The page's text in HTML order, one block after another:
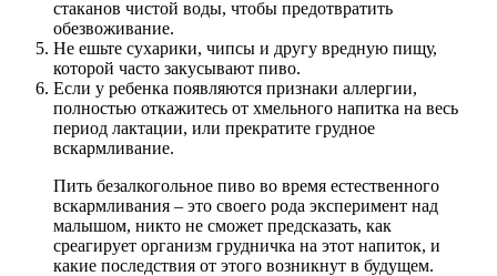
стаканов чистой воды, чтобы предотвратить
обезвоживание.
Не ешьте сухарики, чипсы и другу вредную пищу,
которой часто закусывают пиво.
Если у ребенка появляются признаки аллергии,
полностью откажитесь от хмельного напитка на весь
период лактации, или прекратите грудное
вскармливание.
Пить безалкогольное пиво во время естественного
вскармливания – это своего рода эксперимент над
малышом, никто не сможет предсказать, как
среагирует организм грудничка на этот напиток, и
какие последствия от этого возникнут в будущем.